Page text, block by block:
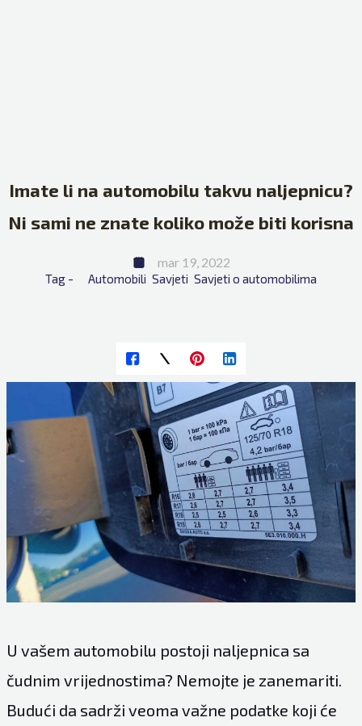
Imate li na automobilu takvu naljepnicu?
Ni sami ne znate koliko može biti korisna
mar 19, 2022
Tag - Automobili Savjeti Savjeti o automobilima
U vašem automobilu postoji naljepnica sa
čudnim vrijednostima? Nemojte je zanemariti.
Budući da sadrži veoma važne podatke koji će